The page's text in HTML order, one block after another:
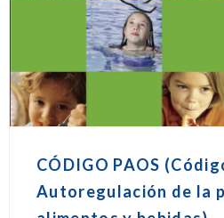
CÓDIGO PAOS
Autoregulación de la